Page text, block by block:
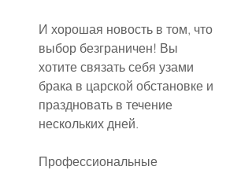
И хорошая новость в том, что
выбор безграничен! Вы
хотите связать себя узами
брака в царской обстановке и
праздновать в течение
нескольких дней.
Профессиональные